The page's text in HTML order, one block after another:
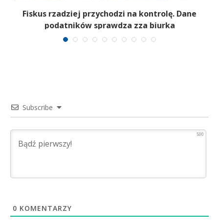
Fiskus rzadziej przychodzi na kontrolę. Dane
podatników sprawdza zza biurka
Subscribe
500
0 KOMENTARZY